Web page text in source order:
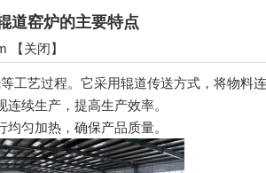
道窑炉的主要特点
【关闭】
艺过程。它采用辊道传送方式，将物料
续生产，提高生产效率。
匀加热，确保产品质量。